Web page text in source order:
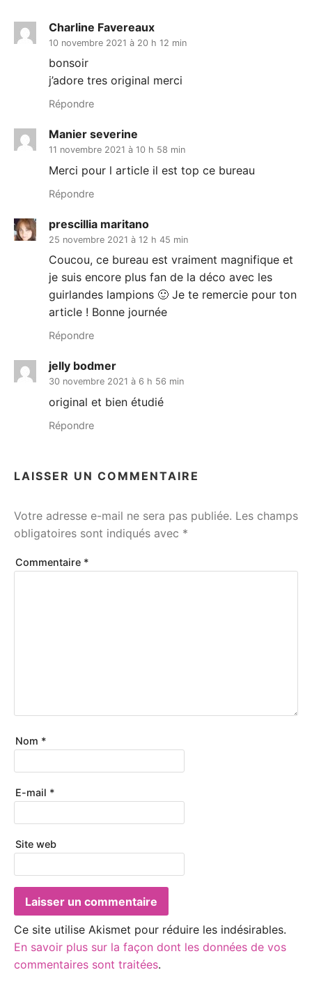
Charline Favereaux
10 novembre 2021 à 20 h 12 min
bonsoir
j’adore tres original merci
Répondre
Manier severine
11 novembre 2021 à 10 h 58 min
Merci pour l article il est top ce bureau
Répondre
prescillia maritano
25 novembre 2021 à 12 h 45 min
Coucou, ce bureau est vraiment magnifique et
je suis encore plus fan de la déco avec les
guirlandes lampions 🙂 Je te remercie pour ton
article ! Bonne journée
Répondre
jelly bodmer
30 novembre 2021 à 6 h 56 min
original et bien étudié
Répondre
LAISSER UN COMMENTAIRE
Votre adresse e-mail ne sera pas publiée. Les champs
obligatoires sont indiqués avec *
Commentaire *
Nom *
E-mail *
Site web
Ce site utilise Akismet pour réduire les indésirables.
En savoir plus sur la façon dont les données de vos
commentaires sont traitées.